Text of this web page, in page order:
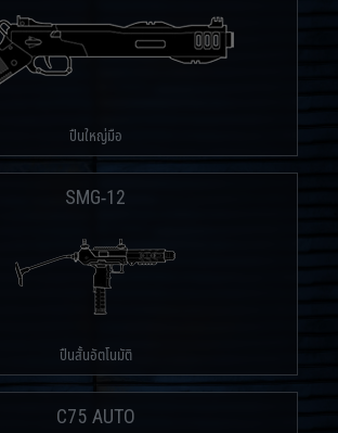
ปืนใหญ่มือ
SMG-12
ปืนสั้นอัตโนมัติ
C75 AUTO